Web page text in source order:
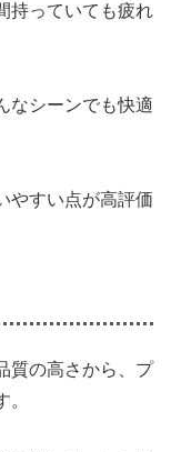
持っていても疲れ
なシーンでも快適
やすい点が高評価
質の高さから、プ